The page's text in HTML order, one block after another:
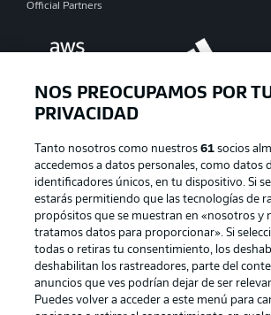
Official Partners
Publicidad Aviso
Gestionar las preferencias
Canales Trabajos
Jugadores
NOS PREOCUPAMOS POR
PRIVACIDAD
Tanto nosotros como nuestros 61socios
accedemos a datos personales, como datos
identificadores únicos, en tu dispositivo. Si
estarás permitiendo que las tecnologías de
propósitos que se muestran en «nosotros y
tratamos datos para proporcionar». Si
todas o retiras tu consentimiento, los
deshabilitan los rastreadores, parte del
anuncios que ves podrían dejar de ser
Puedes volver a acceder a este menú para